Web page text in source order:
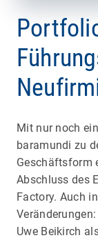
Mit nur noch
baramundi zu
Geschäftsform
Abschluss des
Factory. Auch
Uwe Beikirch